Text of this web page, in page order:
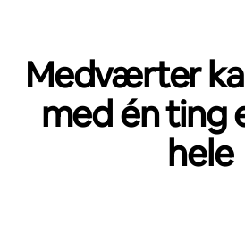
Medværter
med én ting
hele